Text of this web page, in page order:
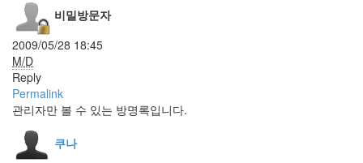
비밀방문자
2009/05/28 18:45
M/D
Reply
Permalink
관리자만 볼 수 있는 방명록입니다.
쿠나
Dokdo
Cutie
Honey
이
사
Wordpress
선